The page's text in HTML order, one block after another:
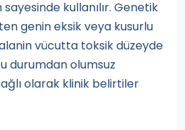
kullanılır. Genetik
genin eksik veya kusurlu
vücutta toksik düzeyde
durumdan olumsuz
olarak klinik belirtiler